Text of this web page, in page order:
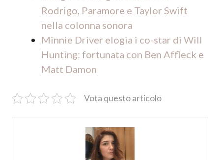
Rodrigo, Paramore e Taylor Swift
nella colonna sonora
Minnie Driver elogia i co-star di Will
Hunting: fortunata con Ben Affleck e
Matt Damon
Vota questo articolo